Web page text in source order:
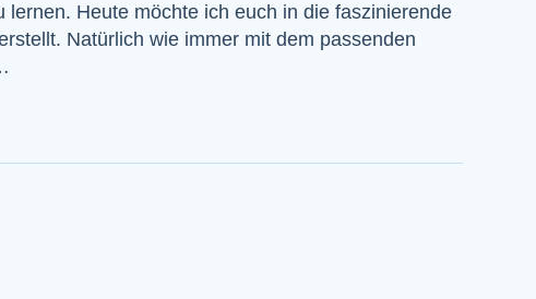
Heute möchte ich euch in die faszinierende
Natürlich wie immer mit dem passenden